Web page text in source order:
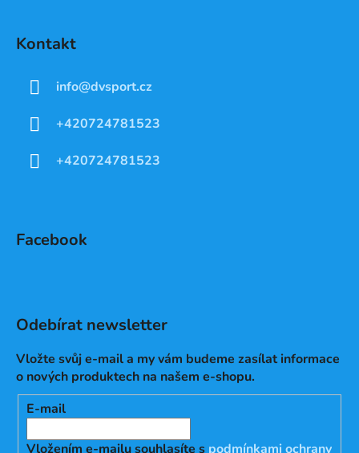
Kontakt
info@dvsport.cz
+420724781523
+420724781523
Facebook
Odebírat newsletter
Vložte svůj e-mail a my vám budeme zasílat informace
o nových produktech na našem e-shopu.
E-mail
Vložením e-mailu souhlasíte s podmínkami ochrany